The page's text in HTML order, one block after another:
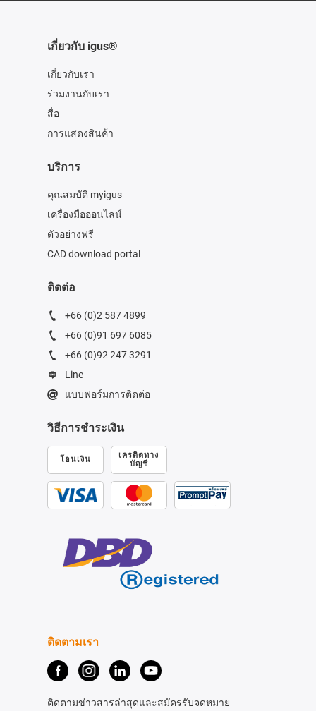
เกี่ยวกับ igus®
เกี่ยวกับเรา
ร่วมงานกับเรา
สื่อ
การแสดงสินค้า
บริการ
คุณสมบัติ myigus
เครื่องมือออนไลน์
ตัวอย่างฟรี
CAD download portal
ติดต่อ
+66 (0)2 587 4899
+66 (0)91 697 6085
+66 (0)92 247 3291
Line
แบบฟอร์มการติดต่อ
วิธีการชำระเงิน
โอนเงิน
เครดิตทาง
บัญชี
ติดตามเรา
ติดตามข่าวสารล่าสุดและสมัครรับจดหมาย